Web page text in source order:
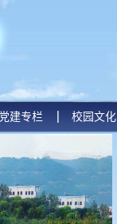
党建专栏 校园文化